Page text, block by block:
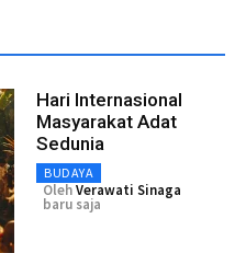
Hari Internasional
Masyarakat Adat
Sedunia
BUDAYA
OlehVerawati Sinaga
baru saja